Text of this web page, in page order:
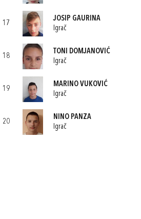
17
JOSIP GAURINA
Igrač
18
TONI DOMJANOVIĆ
Igrač
19
MARINO VUKOVIĆ
Igrač
20
NINO PANZA
Igrač